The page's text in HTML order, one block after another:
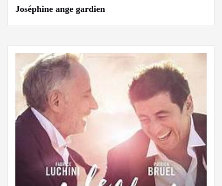
Joséphine ange gardien